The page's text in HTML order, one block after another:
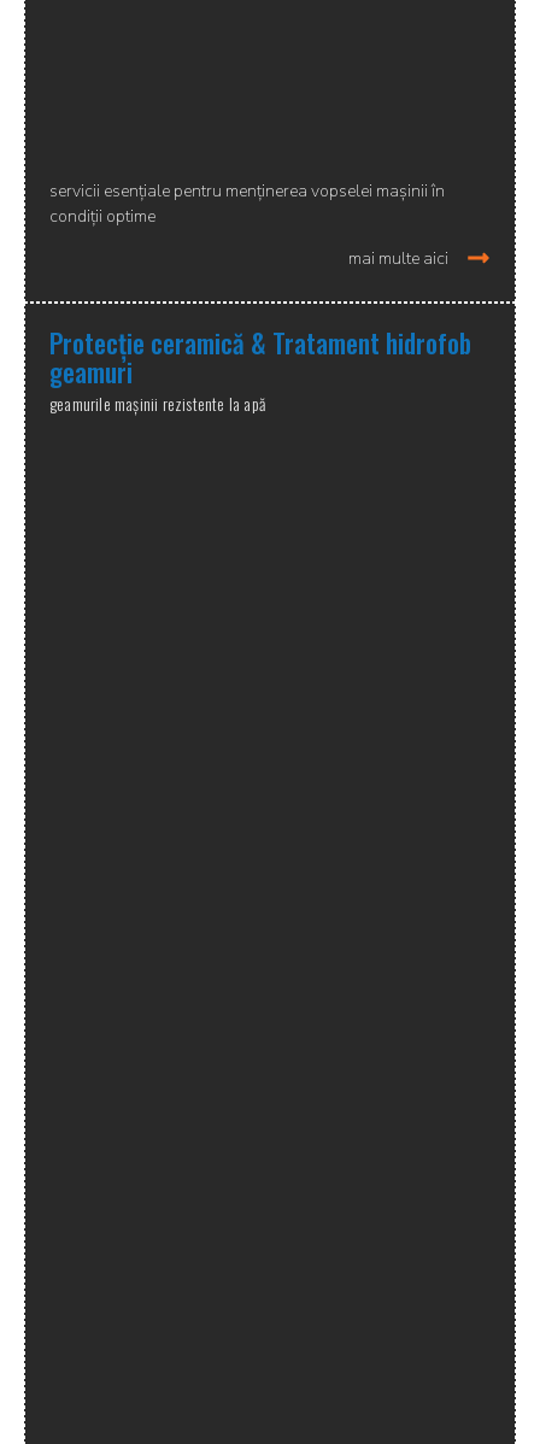
servicii esențiale pentru menținerea vopselei mașinii în
condiții optime
mai multe aici
Protecție ceramică & Tratament hidrofob
geamuri
geamurile mașinii rezistente la apă